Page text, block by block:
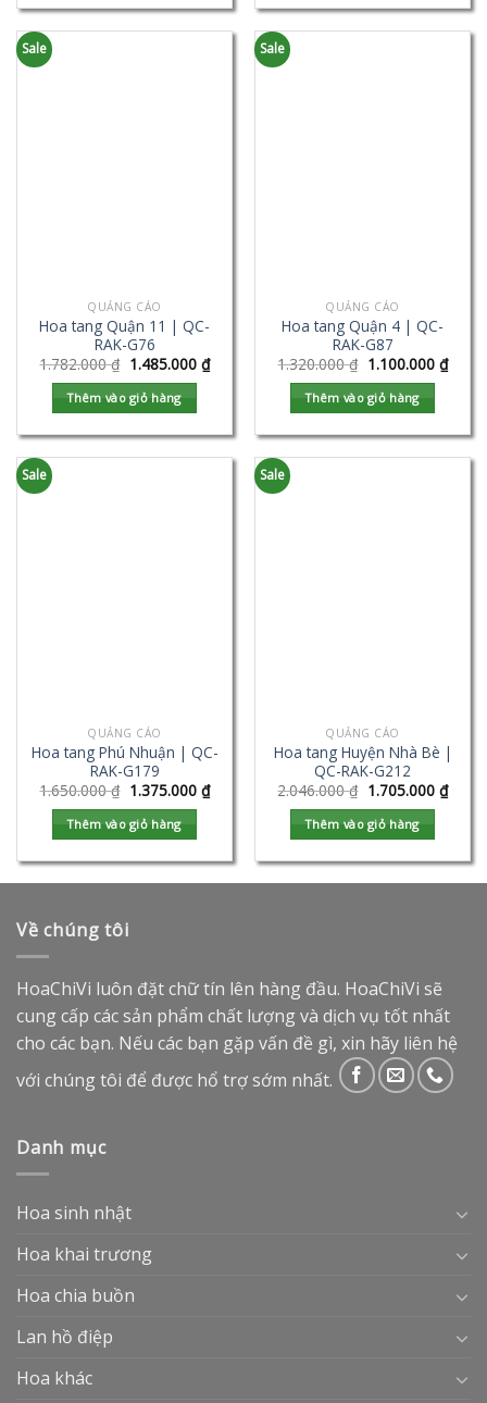
Sale
QUẢNG CÁO
Hoa tang Quận 11 | QC-
RAK-G76
1.782.000₫ 1.485.000 ₫
Thêm vào giỏ hàng
Sale
QUẢNG CÁO
Hoa tang Quận 4 | QC-
RAK-G87
1.320.000₫ 1.100.000 ₫
Thêm vào giỏ hàng
Sale
QUẢNG CÁO
Hoa tang Phú Nhuận | QC-
RAK-G179
1.650.000₫ 1.375.000 ₫
Thêm vào giỏ hàng
Sale
QUẢNG CÁO
Hoa tang Huyện Nhà Bè |
QC-RAK-G212
2.046.000₫ 1.705.000 ₫
Thêm vào giỏ hàng
Về chúng tôi
HoaChiVi luôn đặt chữ tín lên hàng đầu. HoaChiVi sẽ
cung cấp các sản phẩm chất lượng và dịch vụ tốt nhất
cho các bạn. Nếu các bạn gặp vấn đề gì, xin hãy liên hệ
với chúng tôi để được hổ trợ sớm nhất.
Danh mục
Hoa sinh nhật
Hoa khai trương
Hoa chia buồn
Lan hồ điệp
Hoa khác